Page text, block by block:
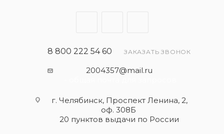
8 800 222 54 60 ЗАКАЗАТЬ ЗВОНОК
2004357@mail.ru
г. Челябинск, Проспект Ленина, 2,
оф. 308Б
20 пунктов выдачи по России